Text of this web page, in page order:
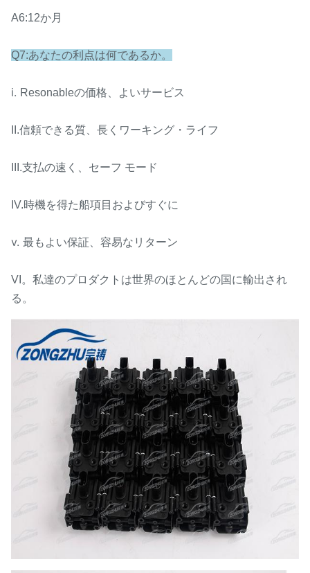
A6:12か月
Q7:あなたの利点は何であるか。
i. Resonableの価格、よいサービス
II.信頼できる質、長くワーキング・ライフ
III.支払の速く、セーフ モード
IV.時機を得た船項目およびすぐに
v. 最もよい保証、容易なリターン
VI。私達のプロダクトは世界のほとんどの国に輸出され
る。